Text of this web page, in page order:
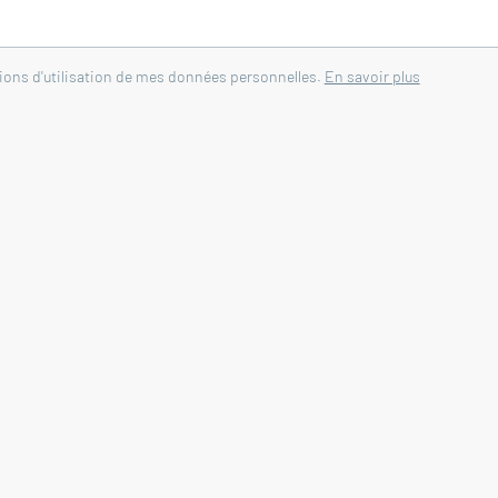
d'utilisation de mes données personnelles. En savoir plus